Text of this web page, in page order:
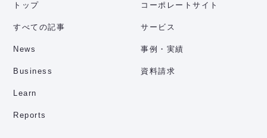
トップ
すべての記事
News
Business
Learn
Reports
コーポレートサイト
サービス
事例・実績
資料請求